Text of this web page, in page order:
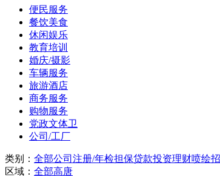
便民服务
餐饮美食
休闲娱乐
教育培训
婚庆/摄影
车辆服务
旅游酒店
商务服务
购物服务
党政文体卫
公司/工厂
类别： 全部公司注册/年检担保贷款投资理财喷绘
区域： 全部高唐